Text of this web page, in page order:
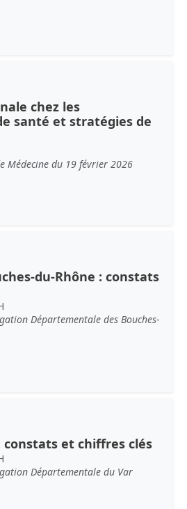
chez les
santé et stratégies de
Médecine du 19 février 2026
du-Rhône : constats
Départementale des Bouches-
et chiffres clés
Départementale du Var